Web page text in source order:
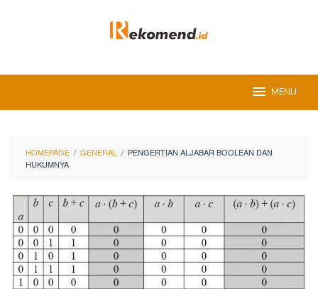
MENU
HOMEPAGE / GENERAL / PENGERTIAN ALJABAR BOOLEAN DAN
HUKUMNYA